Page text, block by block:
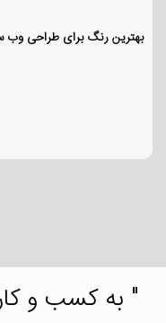
بهترین رنگ برای طراحی وب
" به کسب و